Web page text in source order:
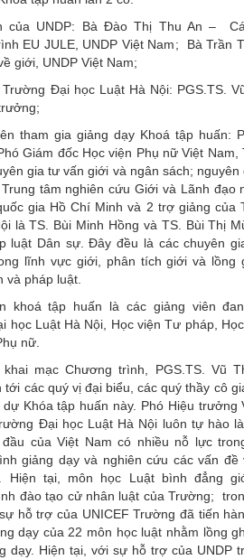
của UNDP: Bà Đào Thị Thu An –
EU JULE, UNDP Việt Nam; Bà Trần
giới, UNDP Việt Nam;
Đại học Luật Hà Nội: PGS.TS.
tham gia giảng dạy Khoá tập huấn:
Giám đốc Học viện Phụ nữ Việt Nam,
gia tư vấn giới và ngân sách; nguyên
tâm nghiên cứu Giới và Lãnh đạo
gia Hồ Chí Minh và 2 trợ giảng của
là TS. Bùi Minh Hồng và TS. Bùi Thị
luật Dân sự. Đây đều là các chuyên
lĩnh vực giới, phân tích giới và lồng
và pháp luật.
khoá tập huấn là các giảng viên
học Luật Hà Nội, Học viện Tư pháp,
nữ.
khai mạc Chương trình, PGS.TS. Vũ
tới các quý vị đại biểu, các quý thầy cô
Khóa tập huấn này. Phó Hiệu trưởng
Đại học Luật Hà Nội luôn tự hào
đầu của Việt Nam có nhiều nỗ lực
giảng dạy và nghiên cứu các vấn
Hiện tại, môn học Luật bình đẳng
đào tạo cử nhân luật của Trường;
hỗ trợ của UNICEF Trường đã tiến
dạy của 22 môn học luật nhằm lồng
dạy. Hiện tại, với sự hỗ trợ của UNDP